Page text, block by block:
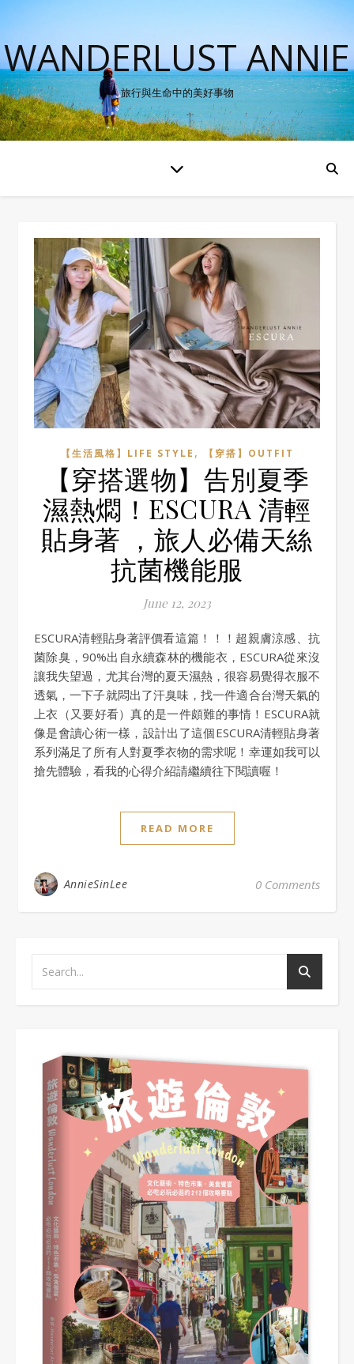
WANDERLUST ANNIE
旅行與生命中的美好事物
【生活風格】LIFE STYLE , 【穿搭】OUTFIT
【穿搭選物】告別夏季
濕熱燜！ESCURA 清輕
貼身著 ，旅人必備天絲
抗菌機能服
June 12, 2023
ESCURA清輕貼身著評價看這篇！！！超親膚涼感、抗
菌除臭，90%出自永續森林的機能衣，ESCURA從來沒
讓我失望過，尤其台灣的夏天濕熱，很容易覺得衣服不
透氣，一下子就悶出了汗臭味，找一件適合台灣天氣的
上衣（又要好看）真的是一件頗難的事情！ESCURA就
像是會讀心術一樣，設計出了這個ESCURA清輕貼身著
系列滿足了所有人對夏季衣物的需求呢！幸運如我可以
搶先體驗，看我的心得介紹請繼續往下閱讀喔！
READ MORE
AnnieSinLee 0 Comments